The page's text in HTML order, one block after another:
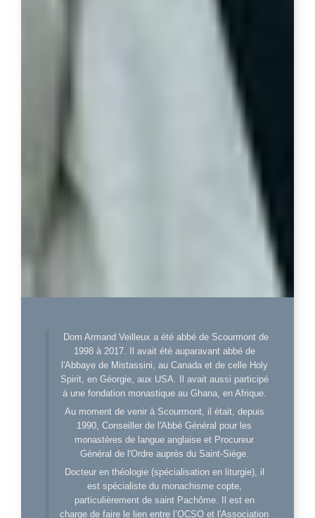
Dom Armand Veilleux a été abbé de Scourmont de
1998 à 2017. Il avait été auparavant abbé de
l'Abbaye de Mistassini, au Canada et de celle Holy
Spirit, en Géorgie, aux USA. Il avait aussi participé
à une fondation monastique au Ghana, en Afrique.
Au moment de venir à Scourmont, il était, depuis
1990, Conseiller de l'Abbé Général pour les
monastères de langue anglaise et Procureur
Général de l'Ordre auprès du Saint-Siège.
Docteur en théologie (spécialisation en liturgie), il
est spécialiste du monachisme copte,
particulièrement de saint Pachôme. Il est en
charge de faire le lien entre l’OCSO et l'Association